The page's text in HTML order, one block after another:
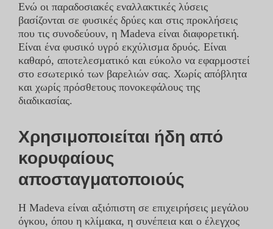
Ενώ οι παραδοσιακές εναλλακτικές λύσεις
βασίζονται σε φυσικές δρύες και στις προκλήσεις
που τις συνοδεύουν, η Madeva είναι διαφορετική.
Είναι ένα φυσικό υγρό εκχύλισμα δρυός. Είναι
καθαρό, αποτελεσματικό και εύκολο να εφαρμοστεί
στο εσωτερικό των βαρελιών σας. Χωρίς απόβλητα
και χωρίς πρόσθετους πονοκεφάλους της
διαδικασίας.
Χρησιμοποιείται ήδη από
κορυφαίους
αποσταγματοποιούς
Η Madeva είναι αξιόπιστη σε επιχειρήσεις μεγάλου
όγκου, όπου η κλίμακα, η συνέπεια και ο έλεγχος